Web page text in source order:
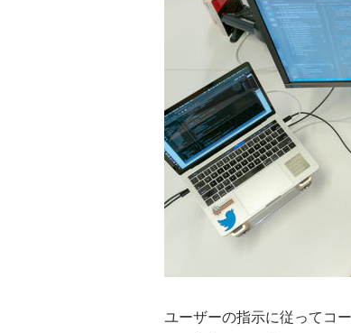
ユーザーの指示に従ってコ